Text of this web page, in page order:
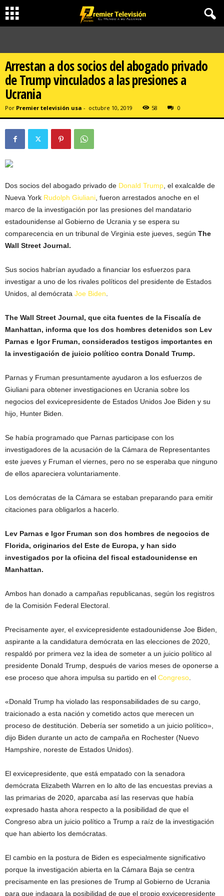
Arrestan a dos socios del abogado privado
de Trump vinculados a las presiones a
Ucrania
Por Premier televisión usa - octubre 10, 2019 58 0
Dos socios del abogado privado de Donald Trump , el exalcalde de
Nueva York Rudolph Giuliani , fueron arrestados anoche en el
marco de la investigación por las presiones del mandatario
estadounidense al Gobierno de Ucrania y se espera su
comparecencia en un tribunal de Virginia este jueves, según The
Wall Street Journal.
Sus socios habrían ayudado a financiar los esfuerzos para
investigar a uno de los rivales políticos del presidente de Estados
Unidos, al demócrata Joe Biden
The Wall Street Journal, que cita fuentes de la Fiscalía de
Manhattan, informa que los dos hombres detenidos son Lev
Parnas e Igor Fruman, considerados testigos importantes en
la investigación de juicio político contra Donald Trump.
Parnas y Fruman presuntamente ayudaron a los esfuerzos de
Giuliani para obtener investigaciones en Ucrania sobre los
negocios del exvicepresidente de Estados Unidos Joe Biden y su
hijo, Hunter Biden.
Se había programado que Parnas participase con los
investigadores de la acusación de la Cámara de Representantes
este jueves y Fruman el viernes, pero no se esperaba que ninguno
de ellos apareciera voluntariamente.
Los demócratas de la Cámara se estaban preparando para emitir
citaciones para obligarlos a hacerlo.
Lev Parnas e Igor Fruman son dos hombres de negocios de
Florida, originarios del Este de Europa, y han sido
investigados por la oficina del fiscal estadounidense en
Manhattan.
Ambos han donado a campañas republicanas, según los registros
de la Comisión Federal Electoral.
Precisamente ayer, el exvicepresidente estadounidense Joe Biden,
aspirante a la candidatura demócrata en las elecciones de 2020,
respaldó por primera vez la idea de someter a un juicio político al
presidente Donald Trump, después de varios meses de oponerse a
ese proceso que ahora impulsa su partido en el Congreso
«Donald Trump ha violado las responsabilidades de su cargo,
traicionado a esta nación y cometido actos que merecen un
proceso de destitución. Debería ser sometido a un juicio político»,
dijo Biden durante un acto de campaña en Rochester (Nuevo
Hampshire, noreste de Estados Unidos).
El exvicepresidente, que está empatado con la senadora
demócrata Elizabeth Warren en lo alto de las encuestas previas a
las primarias de 2020, aparcaba así las reservas que había
expresado hasta ahora respecto a la posibilidad de que el
Congreso abra un juicio político a Trump a raíz de la investigación
que han abierto los demócratas.
El cambio en la postura de Biden es especialmente significativo
porque la investigación abierta en la Cámara Baja se centra
precisamente en las presiones de Trump al Gobierno de Ucrania
para que indagara la posibilidad de que el propio exvicepresidente